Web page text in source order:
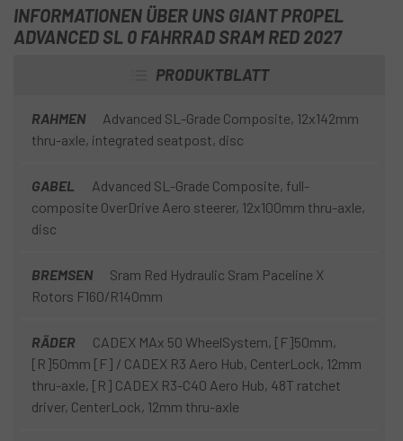
Gleiten über flache Strecken und präzises,
vertrauenserweckendes Fahren auf technischen
INFORMATIONEN ÜBER UNS GIANT PROPEL
ADVANCED SL 0 FAHRRAD SRAM RED 2027
PRODUKTBLATT
RAHMEN
Advanced SL-Grade Composite, 12x142mm
thru-axle, integrated seatpost, disc
GABEL
Advanced SL-Grade Composite, full-
composite OverDrive Aero steerer, 12x100mm thru-axle,
disc
BREMSEN
Sram Red Hydraulic Sram Paceline X
Rotors F160/R140mm
RÄDER
CADEX MAx 50 WheelSystem, [F]50mm,
[R]50mm [F] / CADEX R3 Aero Hub, CenterLock, 12mm
thru-axle, [R] CADEX R3-C40 Aero Hub, 48T ratchet
driver, CenterLock, 12mm thru-axle